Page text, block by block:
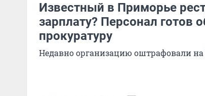
Известный в Приморье
зарплату? Персонал готов
прокуратуру
Недавно организацию оштрафовали на